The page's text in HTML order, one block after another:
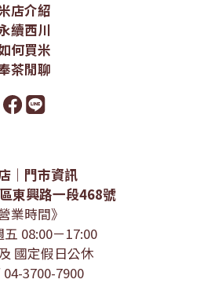
店介紹
續西川
何買米
茶閒聊
｜門市資訊
東興路一段468號
業時間》
08:00－17:00
國定假日公休
3700-7900